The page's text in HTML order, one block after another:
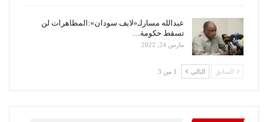
عبدالله مسارلـ«لايف سودان»:المظاهرات لن
تسقط حكومة…
مارس 24, 2022
السابق التالي 1 من 3